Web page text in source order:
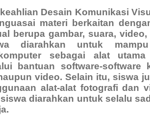
Desain Komunikasi
materi berkaitan
berupa gambar, suara,
diarahkan untuk
sebagai alat
bantuan software-software
video. Selain itu, siswa
alat-alat fotografi dan
diarahkan untuk selalu